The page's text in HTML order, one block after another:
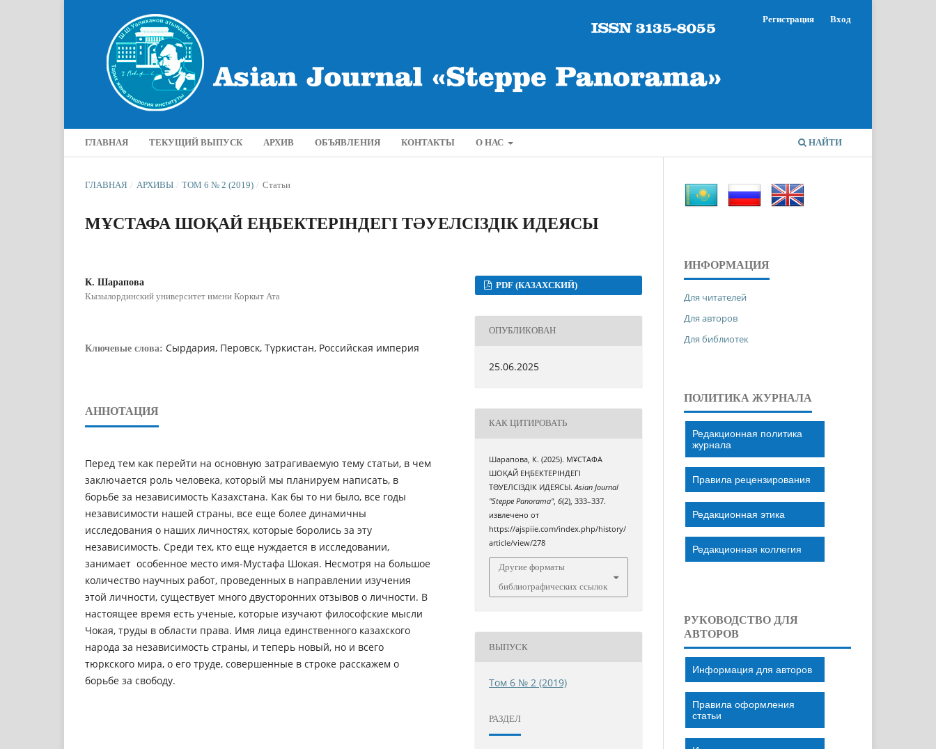
ГЛАВНАЯ ТЕКУЩИЙ ВЫПУСК АРХИВ ОБЪЯВЛЕНИЯ КОНТАКТЫ О НАС НАЙТИ
Регистрация Вход
ГЛАВНАЯ / АРХИВЫ / ТОМ 6 № 2 (2019) / Статьи
МҰСТАФА ШОҚАЙ ЕҢБЕКТЕРІНДЕГІ ТƏУЕЛСІЗДІК ИДЕЯСЫ
К. Шарапова
Кызылординский университет имени Коркыт Ата
Ключевые слова: Сырдария, Перовск, Түркистан, Российская империя
АННОТАЦИЯ
Перед тем как перейти на основную затрагиваемую тему статьи, в чем
заключается роль человека, который мы планируем написать, в
борьбе за независимость Казахстана. Как бы то ни было, все годы
независимости нашей страны, все еще более динамичны
исследования о наших личностях, которые боролись за эту
независимость. Среди тех, кто еще нуждается в исследовании,
занимает особенное место имя-Мустафа Шокая. Несмотря на большое
количество научных работ, проведенных в направлении изучения
этой личности, существует много двусторонних отзывов о личности. В
настоящее время есть ученые, которые изучают философские мысли
Чокая, труды в области права. Имя лица единственного казахского
народа за независимость страны, и теперь новый, но и всего
тюркского мира, о его труде, совершенные в строке расскажем о
борьбе за свободу.
PDF (КАЗАХСКИЙ)
ОПУБЛИКОВАН
25.06.2025
КАК ЦИТИРОВАТЬ
Шарапова, К. (2025). МҰСТАФА
ШОҚАЙ ЕҢБЕКТЕРІНДЕГІ
ТƏУЕЛСІЗДІК ИДЕЯСЫ.Asian Journal
"Steppe Panorama",6(2), 333–337.
извлечено от
https://ajspiie.com/index.php/history/
article/view/278
Другие форматы
библиографических ссылок
ВЫПУСК
Том 6 № 2 (2019)
РАЗДЕЛ
ИНФОРМАЦИЯ
Для читателей
Для авторов
Для библиотек
ПОЛИТИКА ЖУРНАЛА
Редакционная политика
журнала
Правила рецензирования
Редакционная этика
Редакционная коллегия
РУКОВОДСТВО ДЛЯ
АВТОРОВ
Информация для авторов
Правила оформления
статьи